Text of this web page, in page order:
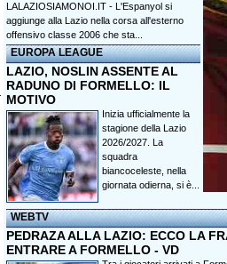
LALAZIOSIAMONOI.IT - L'Espanyol si
aggiunge alla Lazio nella corsa all'esterno
offensivo classe 2006 che sta...
EUROPA LEAGUE
LAZIO, NOSLIN ASSENTE AL
RADUNO DI FORMELLO: IL
MOTIVO
Inizia ufficialmente la
stagione della Lazio
2026/2027. La
squadra
biancoceleste, nella
giornata odierna, si è...
WEBTV
PEDRAZA ALLA LAZIO: ECCO LA
ENTRARE A FORMELLO - VD